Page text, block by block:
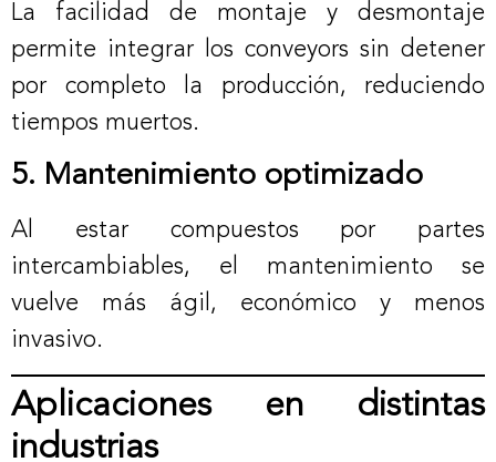
La facilidad de montaje y desmontaje
permite integrar los conveyors sin detener
por completo la producción, reduciendo
tiempos muertos.
5. Mantenimiento optimizado
Al estar compuestos por partes
intercambiables, el mantenimiento se
vuelve más ágil, económico y menos
invasivo.
Aplicaciones en distintas
industrias